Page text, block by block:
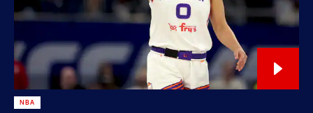
NBA